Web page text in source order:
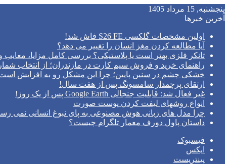
پنجشنبه, 15 مرداد 1405
آخرین خبرها
اولین مشخصات گلکسی S26 FE فاش شد!
آیا مطالعه کردن مغز انسان را تغییر می‌ دهد؟
تانکر فلزی بهتر است یا پلاستیکی؟ بررسی کامل مزایا، معایب و
راهنمای خرید و فروش سیم کارت در مازندران؛ از انتخاب
خشکی چشم در سنین پایین؛ چرا این مشکل رو به افزایش
ارتقای پرچمدار سامسونگ پس از هفت سال!
غیر فعال شد: قابلیت جنجالی Google Earth پس از یک روز!
انواع روشهای لیفت کردن پوست صورت
چرا مدل‌ های زبانی هوش مصنوعی به پای نبوغ انسانی نمی‌
داستان پاول دورف معمار تلگرام چیست؟
فیسبوک
ایکس
پینتریست